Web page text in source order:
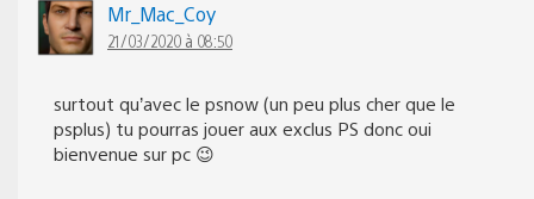
Mr_Mac_Coy
21/03/2020 à 08:50
surtout qu’avec le psnow (un peu plus cher que le
psplus) tu pourras jouer aux exclus PS donc oui
bienvenue sur pc 😉